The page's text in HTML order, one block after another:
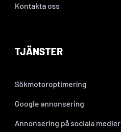
Kontakta oss
TJÄNSTER
Sökmotoroptimering
Google annonsering
Annonsering på sociala medier